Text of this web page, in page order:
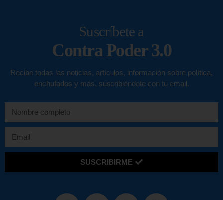
Suscríbete a
Contra Poder 3.0
Recibe todas las noticias, artículos, información sobre política,
enchufados y más, suscribiéndote con tu email.
SUSCRIBIRME